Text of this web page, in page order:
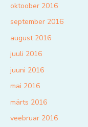
oktoober 2016
september 2016
august 2016
juuli 2016
juuni 2016
mai 2016
märts 2016
veebruar 2016